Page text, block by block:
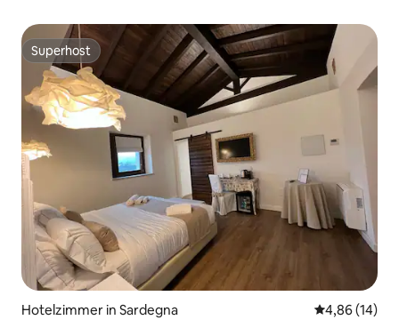
Superhost
Superhost
Hotelzimmer in Sardegna
4,86 (14)